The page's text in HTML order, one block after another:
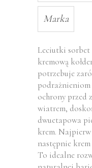
Marka
Leciutki sorbet
kremową
potrzebuje
ochrony przed
wiatrem,
dwuetapowa
krem.
następnie
To idealne